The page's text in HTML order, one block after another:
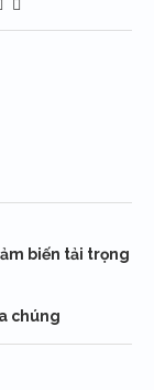
biến tải trọng
chúng